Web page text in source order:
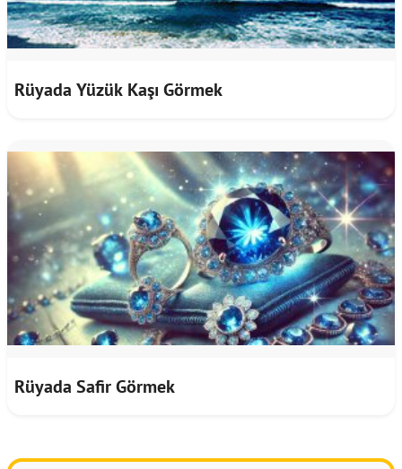
Rüyada Yüzük Kaşı Görmek
Rüyada Safir Görmek